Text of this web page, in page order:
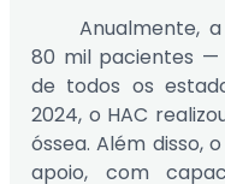
Anualmente,
80 mil pacientes —
de todos os
2024, o HAC
óssea. Além disso,
apoio, com